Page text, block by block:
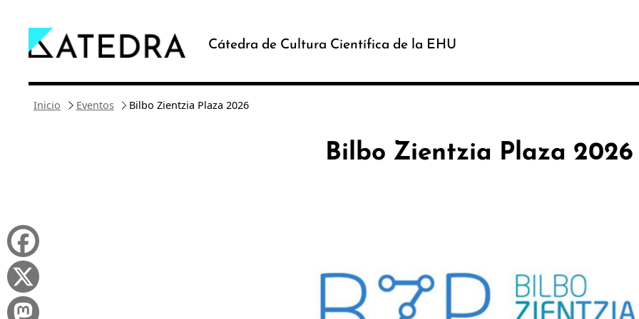
contenido
Cátedra de Cultura Científica de la EHU
Inicio Eventos Bilbo Zientzia Plaza 2026
Bilbo Zientzia Plaza 2026